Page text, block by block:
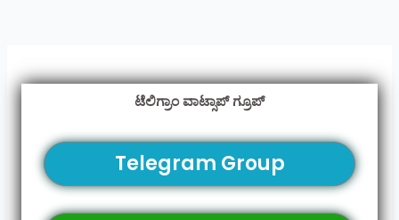
ಟೆಲಿಗ್ರಾಂ ವಾಟ್ಸಾಪ್ ಗ್ರೂಪ್
Telegram Group